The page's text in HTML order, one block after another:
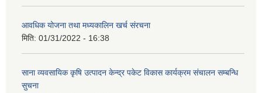
आवधिक योजना तथा मध्यकालिन खर्च संरचना
मिति: 01/31/2022 - 16:38
साना व्यवसायिक कृषि उत्पादन केन्द्र पकेट विकास कार्यक्रम संचालन सम्बन्धि
सुचना